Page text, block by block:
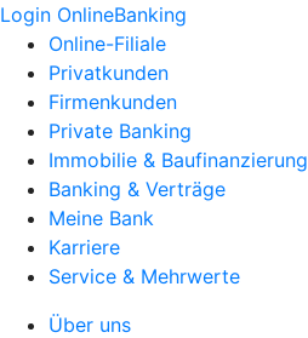
Login OnlineBanking
Online-Filiale
Privatkunden
Firmenkunden
Private Banking
Immobilie & Baufinanzierung
Banking & Verträge
Meine Bank
Karriere
Service & Mehrwerte
Über uns